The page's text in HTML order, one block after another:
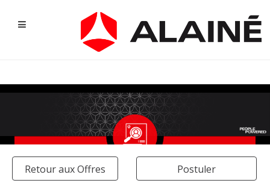
Retour aux Offres Postuler